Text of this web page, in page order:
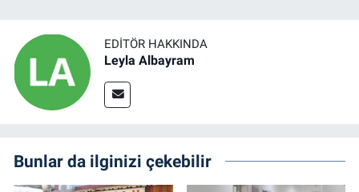
EDITÖR HAKKINDA
Leyla Albayram
Bunlar da ilginizi çekebilir